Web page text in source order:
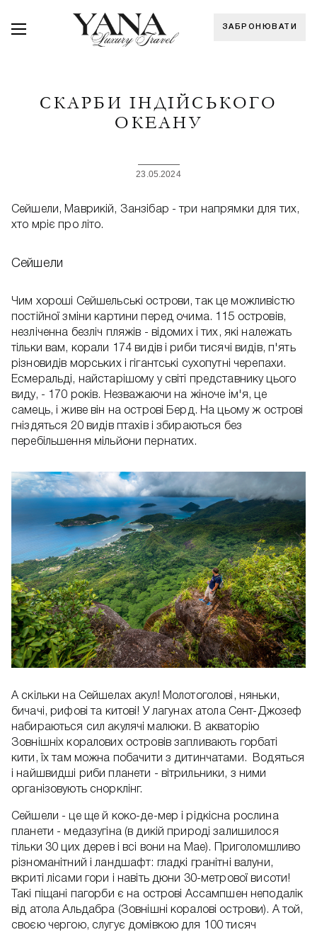
ЗАБРОНЮВАТИ
СКАРБИ ІНДІЙСЬКОГО
ОКЕАНУ
23.05.2024
Сейшели, Маврикій, Занзібар - три напрямки для тих,
хто мріє про літо.
Сейшели
Чим хороші Сейшельські острови, так це можливістю
постійної зміни картини перед очима. 115 островів,
незліченна безліч пляжів - відомих і тих, які належать
тільки вам, корали 174 видів і риби тисячі видів, п'ять
різновидів морських і гігантські сухопутні черепахи.
Есмеральді, найстарішому у світі представнику цього
виду, - 170 років. Незважаючи на жіноче ім'я, це
самець, і живе він на острові Берд. На цьому ж острові
гніздяться 20 видів птахів і збираються без
перебільшення мільйони пернатих.
А скільки на Сейшелах акул! Молотоголові, няньки,
бичачі, рифові та китові! У лагунах атола Сент-Джозеф
набираються сил акулячі малюки. В акваторію
Зовнішніх коралових островів запливають горбаті
кити, їх там можна побачити з дитинчатами. Водяться
і найшвидші риби планети - вітрильники, з ними
організовують снорклінг.
Сейшели - це ще й коко-де-мер і рідкісна рослина
планети - медазугіна (в дикій природі залишилося
тільки 30 цих дерев і всі вони на Мае). Приголомшливо
різноманітний і ландшафт: гладкі гранітні валуни,
вкриті лісами гори і навіть дюни 30-метрової висоти!
Такі піщані пагорби є на острові Ассампшен неподалік
від атола Альдабра (Зовнішні коралові острови). А той,
своєю чергою, слугує домівкою для 100 тисяч